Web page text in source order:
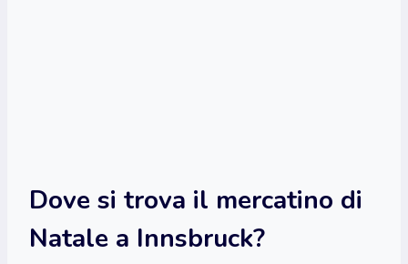
Dove si trova il mercatino di
Natale a Innsbruck?